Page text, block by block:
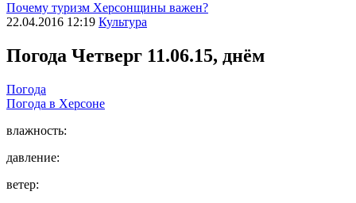
Почему туризм Херсонщины важен?
22.04.2016 12:19 Культура
Погода Четверг 11.06.15, днём
Погода
Погода в Херсоне
влажность:
давление:
ветер: